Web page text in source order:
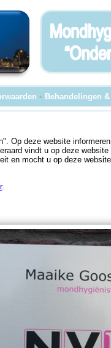
• Behandelingen
Op deze website
vindt u op deze
en mocht u op deze
.